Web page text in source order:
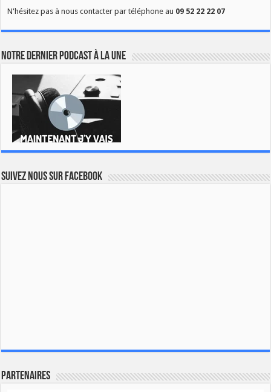
N'hésitez pas à nous contacter par téléphone au 09 52 22 22 07
Notre dernier podcast à la une
Suivez nous sur Facebook
Partenaires